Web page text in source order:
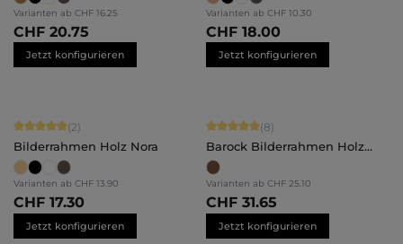
Varianten ab CHF 16.25
CHF 20.75
Jetzt konfigurieren
Varianten ab CHF 10.30
CHF 18.00
Jetzt konfigurieren
Durchschnittliche Bewertung von 5 von 5 Sternen
(2)
Bilderrahmen Holz Nora
Varianten ab CHF 13.90
CHF 17.30
Jetzt konfigurieren
Durchschnittliche Bewertung von 5
(8)
Barock Bilderrahmen Holz
Irene
Varianten ab CHF 25.10
CHF 31.65
Jetzt konfigurieren